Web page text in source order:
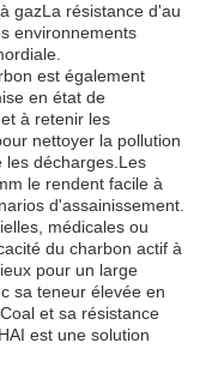
gazLa résistance d'au
environnements
est également
en état de
à retenir les
nettoyer la pollution
les décharges.Les
le rendent facile à
d'assainissement.
médicales ou
du charbon actif à
pour un large
sa teneur élevée en
et sa résistance
est une solution